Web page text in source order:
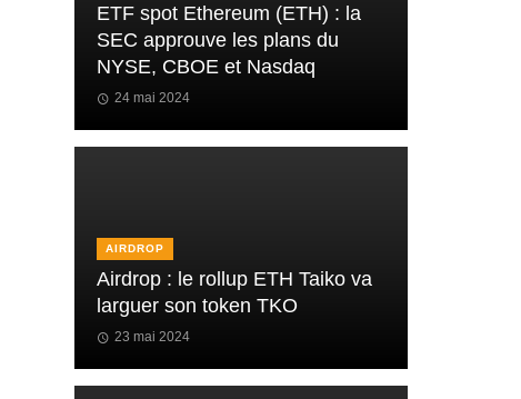
ETF spot Ethereum (ETH) : la
SEC approuve les plans du
NYSE, CBOE et Nasdaq
24 mai 2024
AIRDROP
Airdrop : le rollup ETH Taiko va
larguer son token TKO
23 mai 2024